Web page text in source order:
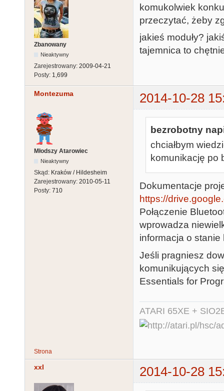
Zbanowany
Nieaktywny
Zarejestrowany: 2009-04-21
Posty: 1,699
komukolwiek
przeczytać, żeby
jakieś moduły?
tajemnica to
Montezuma 2014-10-28
Młodszy Atarowiec
Nieaktywny
Skąd: Kraków / Hildesheim
Zarejestrowany: 2010-05-11
Posty: 710
bezrobotny
chciałbym
komunikację po
Dokumentacje
https://
Połączenie
wprowadza
informacja o
Jeśli pragniesz
komunikujących
Essentials for
ATARI 65XE +
Strona
xxl 2014-10-28